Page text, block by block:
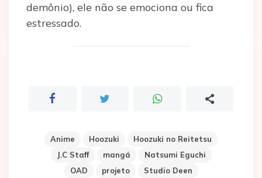
demônio), ele não se emociona ou fica
estressado.
Anime Hoozuki
Hoozuki no Reitetsu
J.C Staff
mangá
Natsumi Eguchi
OAD
projeto
Studio Deen